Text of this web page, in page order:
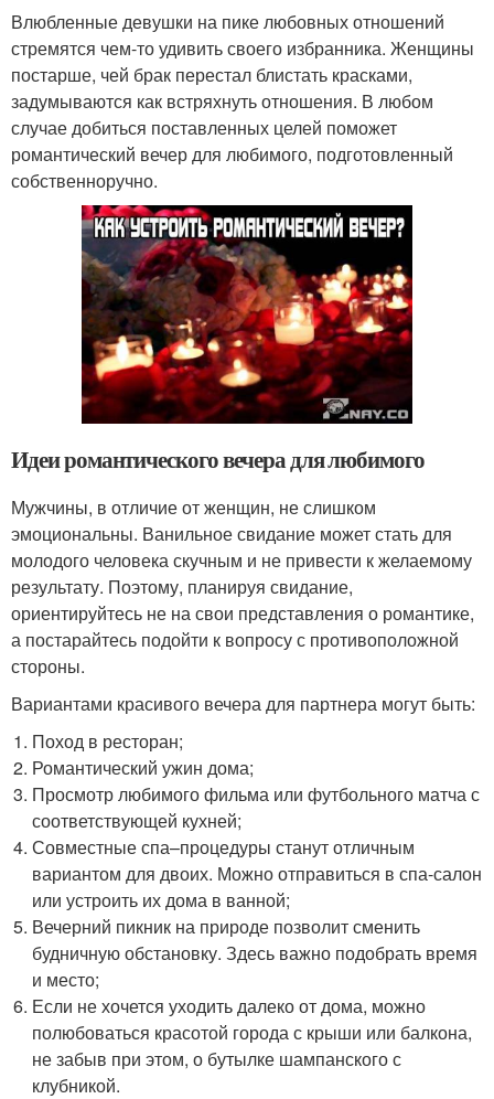
Влюбленные девушки на пике любовных отношений
стремятся чем-то удивить своего избранника. Женщины
постарше, чей брак перестал блистать красками,
задумываются как встряхнуть отношения. В любом
случае добиться поставленных целей поможет
романтический вечер для любимого, подготовленный
собственноручно.
Идеи романтического вечера для любимого
Мужчины, в отличие от женщин, не слишком
эмоциональны. Ванильное свидание может стать для
молодого человека скучным и не привести к желаемому
результату. Поэтому, планируя свидание,
ориентируйтесь не на свои представления о романтике,
а постарайтесь подойти к вопросу с противоположной
стороны.
Вариантами красивого вечера для партнера могут быть:
Поход в ресторан;
Романтический ужин дома;
Просмотр любимого фильма или футбольного матча с
соответствующей кухней;
Совместные спа–процедуры станут отличным
вариантом для двоих. Можно отправиться в спа-салон
или устроить их дома в ванной;
Вечерний пикник на природе позволит сменить
будничную обстановку. Здесь важно подобрать время
и место;
Если не хочется уходить далеко от дома, можно
полюбоваться красотой города с крыши или балкона,
не забыв при этом, о бутылке шампанского с
клубникой.